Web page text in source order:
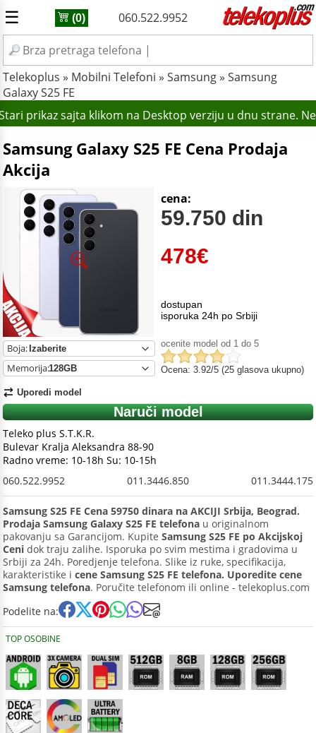
☰ (0) 060.522.9952
Telekoplus » Mobilni Telefoni » Samsung» Samsung
Galaxy S25 FE
prikaz sajta klikom na Desktop verziju u dnu strane.
Samsung Galaxy S25 FE Cena Prodaja
Akcija
Boja:
Memorija:
Uporedi model
478€
cena:
59.750 din
dostupan
isporuka 24h po Srbiji
ocenite model od 1 do 5
Ocena: 3.92/5 (25 glasova ukupno)
Naruči model
Teleko plus S.T.K.R.
Bulevar Kralja Aleksandra 88-90
Radno vreme: 10-18h Su: 10-15h
060.522.9952
011.3446.850 011.3444.175
Samsung S25 FE Cena 59750 dinara na AKCIJI Srbija, Beograd.
Prodaja Samsung Galaxy S25 FE telefona u originalnom
pakovanju sa Garancijom. Kupite Samsung S25 FE po Akcijskoj
Ceni dok traju zalihe. Isporuka po svim mestima i gradovima u
Srbiji za 24h. Poredjenje telefona. Slike iz ruke, specifikacija,
karakteristike i cene Samsung S25 FE telefona. Uporedite cene
Samsung telefona. Poručite telefonom ili online - telekoplus.com
Podelite na:
TOP OSOBINE